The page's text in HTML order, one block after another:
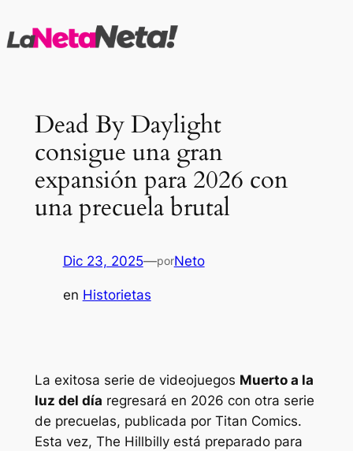
al
Dead By Daylight
consigue una gran
expansión para 2026 con
una precuela brutal
Dic 23, 2025—porNeto
en Historietas
La exitosa serie de videojuegos Muerto a la
luz del día regresará en 2026 con otra serie
de precuelas, publicada por Titan Comics.
Esta vez, The Hillbilly está preparado para